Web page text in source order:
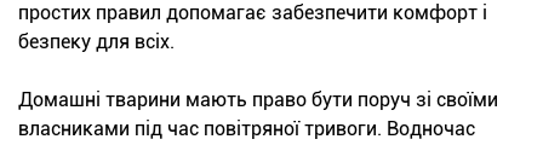
простих правил допомагає забезпечити комфорт і
безпеку для всіх.
Домашні тварини мають право бути поруч зі своїми
власниками під час повітряної тривоги. Водночас